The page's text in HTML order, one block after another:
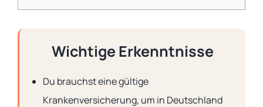
Wichtige Erkenntnisse
Du brauchst eine gültige
Krankenversicherung, um in Deutschland